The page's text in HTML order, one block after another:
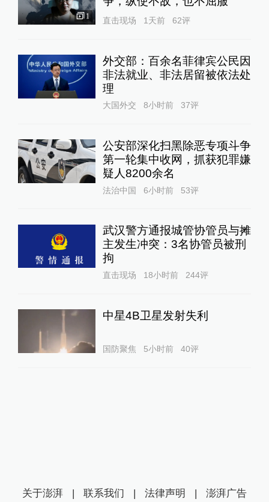
1 直击现场 1天前 62评
外交部：百余名菲律宾公民因
非法就业、非法居留被依法处
理
大国外交 8小时前 37评
公安部深化扫黑除恶专项斗争
第一轮集中收网，抓获犯罪嫌
疑人8200余名
法治中国 6小时前 53评
武汉警方通报城管协管员与摊
主发生冲突：3名协管员被刑
拘
直击现场 18小时前 244评
中星4B卫星发射失利
国防聚焦 5小时前 40评
关于澎湃 | 联系我们 | 法律声明 | 澎湃广告